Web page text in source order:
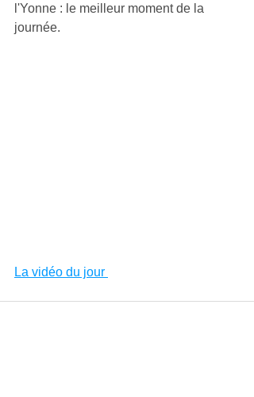
l'Yonne : le meilleur moment de la
journée.
La vidéo du jour